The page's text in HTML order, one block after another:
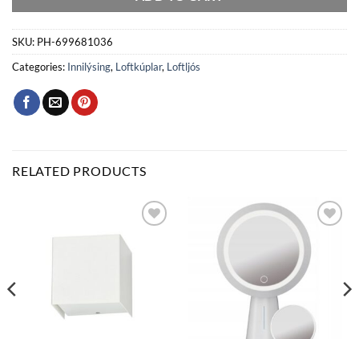
SKU: PH-699681036
Categories: Innilýsing, Loftkúplar, Loftljós
RELATED PRODUCTS
Bæta
óskalista